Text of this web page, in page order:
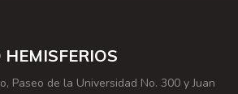
Paseo de la Universidad No. 300 y Juan